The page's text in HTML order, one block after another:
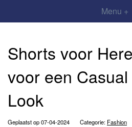
Menu +
Shorts voor
voor een
Look
Geplaatst op 07-04-2024 Categorie: Fashion